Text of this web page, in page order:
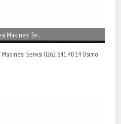
Makinesi Se..
Servisi 0262 641 40 14 Osimo